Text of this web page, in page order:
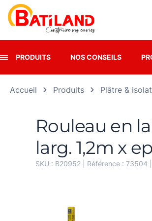
PRODUITS NOS CONSEILS
Accueil Produits Plâtre &
Rouleau en
larg. 1,2m x
SKU : B20952 | Référence : 73504
Panneau de gestion des cookies